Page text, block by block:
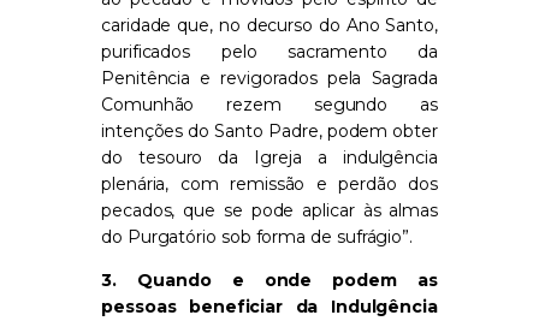
caridade que, no decurso do Ano Santo,
purificados pelo sacramento da
Penitência e revigorados pela Sagrada
Comunhão rezem segundo as
intenções do Santo Padre, podem obter
do tesouro da Igreja a indulgência
plenária, com remissão e perdão dos
pecados, que se pode aplicar às almas
do Purgatório sob forma de sufrágio”.
3. Quando e onde podem as
pessoas beneficiar da Indulgência